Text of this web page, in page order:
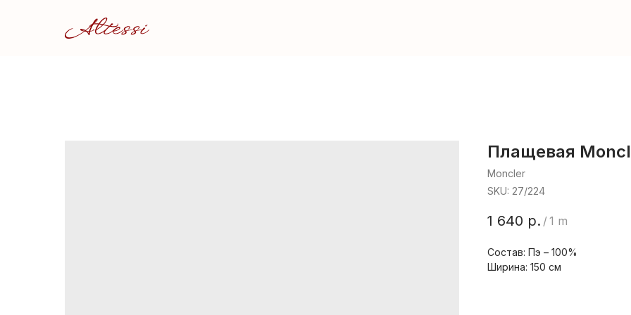
Плащевая
Moncler
SKU: 27/224
1 640 р. /1 m
Состав: Пэ – 100%
Ширина: 150 см